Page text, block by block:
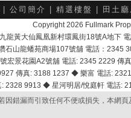
公司簡介 精選樓盤 田土
Copyright 2026 Fullmark
九龍黃大仙鳳凰新村環鳳街18號A地下
石山龍蟠苑商場107號舖 電話：2345
宏景花園A2號舖 電話: 2345 2229
傳真: 3188 1237 ◆ 樂富 電話:
: 2328 9913 ◆ 星河明居/悅庭軒 電話
因錯漏而引致任何不便或損失，本網